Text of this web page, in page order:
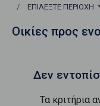
ΕΠΙΛΈΞΤΕ ΠΕΡΙΟΧΉ
Οικίες προς
Δεν
Τα κριτήρια